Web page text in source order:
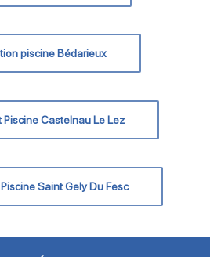
piscine Bédarieux
Piscine Castelnau Le Lez
Saint Gely Du Fesc